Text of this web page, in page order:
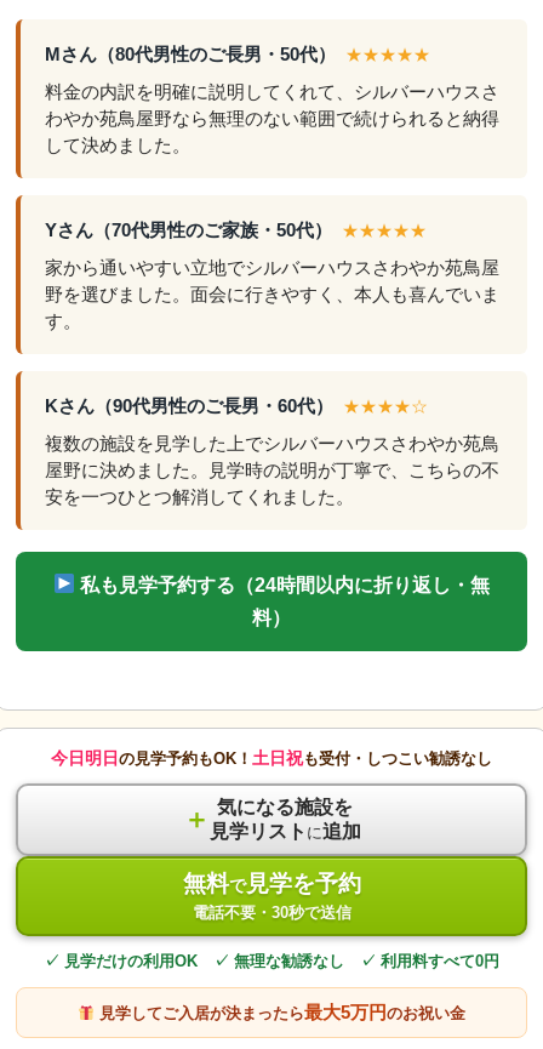
Mさん（80代男性のご長男・50代） ★★★★★
料金の内訳を明確に説明してくれて、シルバーハウスさ
わやか苑鳥屋野なら無理のない範囲で続けられると納得
して決めました。
Yさん（70代男性のご家族・50代） ★★★★★
家から通いやすい立地でシルバーハウスさわやか苑鳥屋
野を選びました。面会に行きやすく、本人も喜んでいま
す。
Kさん（90代男性のご長男・60代） ★★★★☆
複数の施設を見学した上でシルバーハウスさわやか苑鳥
屋野に決めました。見学時の説明が丁寧で、こちらの不
安を一つひとつ解消してくれました。
私も見学予約する（24時間以内に折り返し・無
料）
今日明日 の見学予約もOK！ 土日祝も受付・しつこい勧誘なし
＋ 気になる施設を
見学リスト に追加
無料で見学を予約
電話不要・30秒で送信
✓ 見学だけの利用OK ✓ 無理な勧誘なし ✓ 利用料すべて0円
見学してご入居が決まったら最大5万円のお祝い金